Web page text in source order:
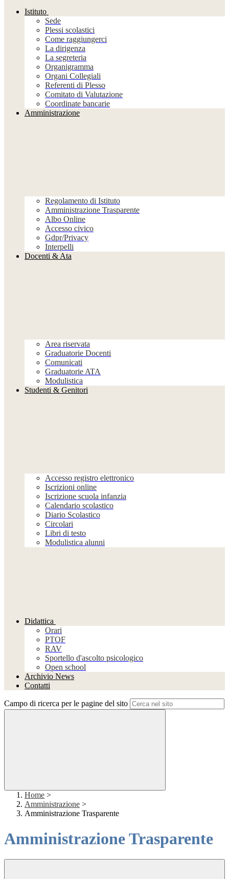
Istituto
Sede
Plessi scolastici
Come raggiungerci
La dirigenza
La segreteria
Organigramma
Organi Collegiali
Referenti di Plesso
Comitato di Valutazione
Coordinate bancarie
Amministrazione
Regolamento di Istituto
Amministrazione Trasparente
Albo Online
Accesso civico
Gdpr/Privacy
Interpelli
Docenti & Ata
Area riservata
Graduatorie Docenti
Comunicati
Graduatorie ATA
Modulistica
Studenti & Genitori
Accesso registro elettronico
Iscrizioni online
Iscrizione scuola infanzia
Calendario scolastico
Diario Scolastico
Circolari
Libri di testo
Modulistica alunni
Didattica
Orari
PTOF
RAV
Sportello d'ascolto psicologico
Open school
Archivio News
Contatti
Campo di ricerca per le pagine del sito
Home >
Amministrazione >
Amministrazione Trasparente
Amministrazione Trasparente